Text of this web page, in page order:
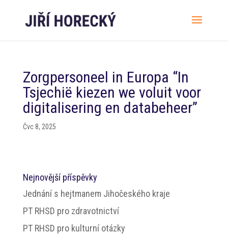
Zorgpersoneel in Europa “In
Tsjechië kiezen we voluit voor
digitalisering en databeheer”
Čvc 8, 2025
Nejnovější příspěvky
Jednání s hejtmanem Jihočeského kraje
PT RHSD pro zdravotnictví
PT RHSD pro kulturní otázky